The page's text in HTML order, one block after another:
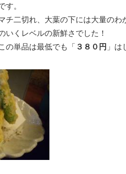
す。
チ二切れ、大葉の下には大量のわ
いくレベルの新鮮さでした！
の単品は最低でも「 ３８０円 」は